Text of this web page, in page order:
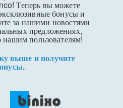
Теперь вы можете
бонусы и
за нашими новостями
предложениях,
нашим пользователям!
выше и получите